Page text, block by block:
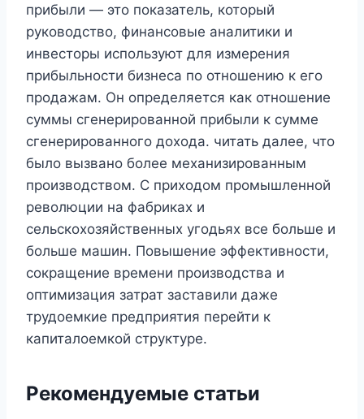
прибыли — это показатель, который
руководство, финансовые аналитики и
инвесторы используют для измерения
прибыльности бизнеса по отношению к его
продажам. Он определяется как отношение
суммы сгенерированной прибыли к сумме
сгенерированного дохода. читать далее, что
было вызвано более механизированным
производством. С приходом промышленной
революции на фабриках и
сельскохозяйственных угодьях все больше и
больше машин. Повышение эффективности,
сокращение времени производства и
оптимизация затрат заставили даже
трудоемкие предприятия перейти к
капиталоемкой структуре.
Рекомендуемые статьи